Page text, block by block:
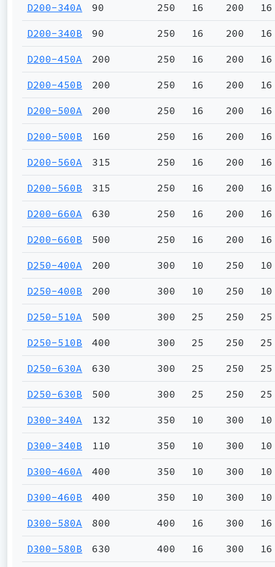
D200-340A 90 250 16 200 16
D200-340B 90 250 16 200 16
D200-450A 200 250 16 200 16
D200-450B 200 250 16 200 16
D200-500A 200 250 16 200 16
D200-500B 160 250 16 200 16
D200-560A 315 250 16 200 16
D200-560B 315 250 16 200 16
D200-660A 630 250 16 200 16
D200-660B 500 250 16 200 16
D250-400A 200 300 10 250 10
D250-400B 200 300 10 250 10
D250-510A 500 300 25 250 25
D250-510B 400 300 25 250 25
D250-630A 630 300 25 250 25
D250-630B 500 300 25 250 25
D300-340A 132 350 10 300 10
D300-340B 110 350 10 300 10
D300-460A 400 350 10 300 10
D300-460B 400 350 10 300 10
D300-580A 800 400 16 300 16
D300-580B 630 400 16 300 16